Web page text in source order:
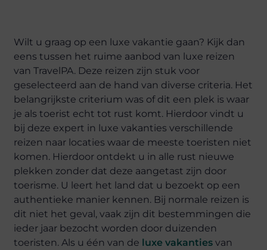
Wilt u graag op een luxe vakantie gaan? Kijk dan
eens tussen het ruime aanbod van luxe reizen
van TravelPA. Deze reizen zijn stuk voor
geselecteerd aan de hand van diverse criteria. Het
belangrijkste criterium was of dit een plek is waar
je als toerist echt tot rust komt. Hierdoor vindt u
bij deze expert in luxe vakanties verschillende
reizen naar locaties waar de meeste toeristen niet
komen. Hierdoor ontdekt u in alle rust nieuwe
plekken zonder dat deze aangetast zijn door
toerisme. U leert het land dat u bezoekt op een
authentieke manier kennen. Bij normale reizen is
dit niet het geval, vaak zijn dit bestemmingen die
ieder jaar bezocht worden door duizenden
toeristen. Als u één van de luxe vakanties van